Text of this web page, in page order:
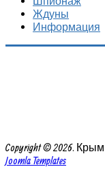
Ждуны
Информация
Copyright © 2026. Крым
Joomla Templates